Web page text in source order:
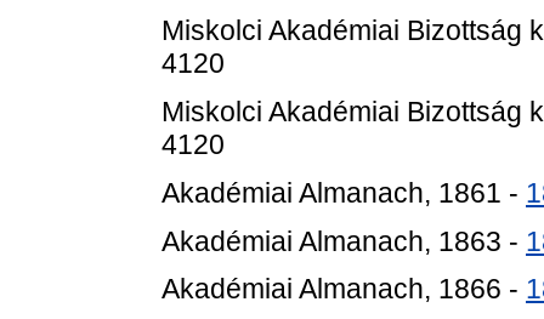
Miskolci Akadémiai Bizottság
4120
Miskolci Akadémiai Bizottság
4120
Akadémiai Almanach, 1861 -
Akadémiai Almanach, 1863 -
Akadémiai Almanach, 1866 -